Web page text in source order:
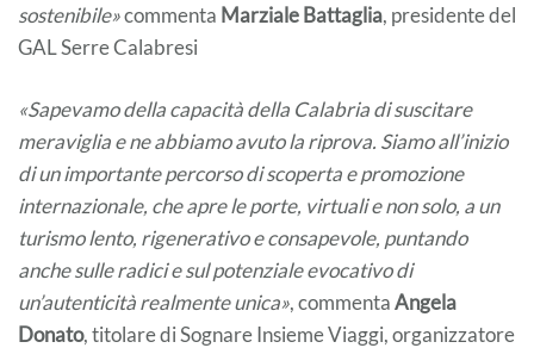
sostenibile»commenta Marziale Battaglia, presidente del
GAL Serre Calabresi
«Sapevamo della capacità della Calabria di suscitare
meraviglia e ne abbiamo avuto la riprova. Siamo all’inizio
di un importante percorso di scoperta e promozione
internazionale, che apre le porte, virtuali e non solo, a un
turismo lento, rigenerativo e consapevole, puntando
anche sulle radici e sul potenziale evocativo di
un’autenticità realmente unica», commentaAngela
Donato, titolare di Sognare Insieme Viaggi, organizzatore